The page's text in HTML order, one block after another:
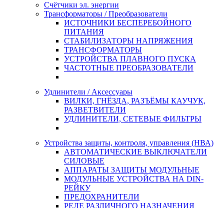
Счётчики эл. энергии
Трансформаторы / Преобразователи
ИСТОЧНИКИ БЕСПЕРЕБОЙНОГО
ПИТАНИЯ
СТАБИЛИЗАТОРЫ НАПРЯЖЕНИЯ
ТРАНСФОРМАТОРЫ
УСТРОЙСТВА ПЛАВНОГО ПУСКА
ЧАСТОТНЫЕ ПРЕОБРАЗОВАТЕЛИ
Удлинители / Аксессуары
ВИЛКИ, ГНЁЗДА, РАЗЪЁМЫ КАУЧУК,
РАЗВЕТВИТЕЛИ
УДЛИНИТЕЛИ, СЕТЕВЫЕ ФИЛЬТРЫ
Устройства защиты, контроля, управления (НВА)
АВТОМАТИЧЕСКИЕ ВЫКЛЮЧАТЕЛИ
СИЛОВЫЕ
АППАРАТЫ ЗАЩИТЫ МОДУЛЬНЫЕ
МОДУЛЬНЫЕ УСТРОЙСТВА НА DIN-
РЕЙКУ
ПРЕДОХРАНИТЕЛИ
РЕЛЕ РАЗЛИЧНОГО НАЗНАЧЕНИЯ